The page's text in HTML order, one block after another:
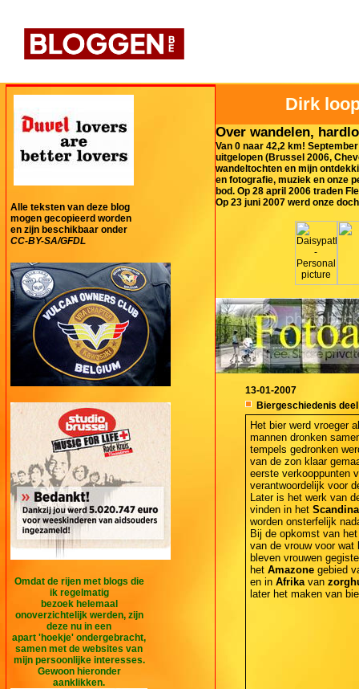
Alle teksten van deze blog
mogen gecopieerd worden
en zijn beschikbaar onder
CC-BY-SA/GFDL
Omdat de rijen met blogs die
ik regelmatig
bezoek helemaal
onoverzichtelijk werden, zijn
deze nu in een
apart 'hoekje' ondergebracht,
samen met de websites van
mijn persoonlijke interesses.
Gewoon hieronder
aanklikken.
Dirk
Over wandelen,
Van 0 naar 42,2 km!
uitgelopen (Brussel 2006,
wandeltochten en mijn
en fotografie, muziek en onze
bod. Op 28 april 2006 traden
Op 23 juni 2007 werd onze
13-01-2007
Biergeschiedenis
Het bier werd vroeger
mannen dronken
tempels gedronken
van de zon klaar
eerste verkooppunten
verantwoordelijk voor
Later is het werk van
vinden in het
worden onsterfelijk
Bij de opkomst van
van de vrouw voor wat
bleven vrouwen
het Amazonegebied
en in Afrikavan
later het maken van